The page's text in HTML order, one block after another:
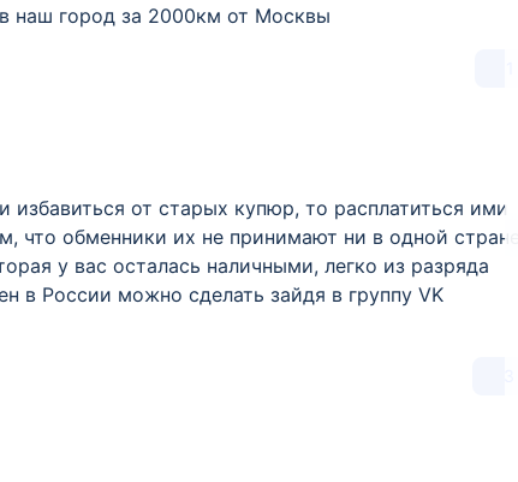
наш город за 2000км от Москвы
от старых купюр, то расплатиться ими
обменники их не принимают ни в одной
у вас осталась наличными, легко из разряда
в России можно сделать зайдя в группу VK